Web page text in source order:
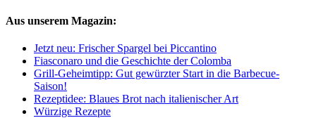
Aus unserem Magazin:
Jetzt neu: Frischer Spargel bei Piccantino
Fiasconaro und die Geschichte der Colomba
Grill-Geheimtipp: Gut gewürzter Start in die Barbecue-
Saison!
Rezeptidee: Blaues Brot nach italienischer Art
Würzige Rezepte